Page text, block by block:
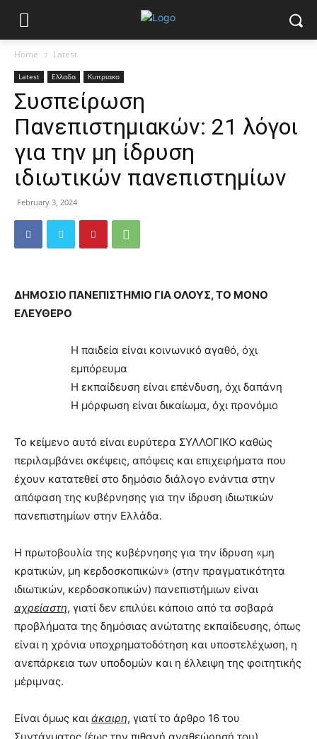
Home Latest
Latest Ελλαδα Κυπριακο
Συσπείρωση
Πανεπιστημιακών: 21 λόγοι
για την μη ίδρυση
ιδιωτικών πανεπιστημίων
February 3, 2024
ΔΗΜΟΣΙΟ ΠΑΝΕΠΙΣΤΗΜΙΟ ΓΙΑ ΟΛΟΥΣ, ΤΟ ΜΟΝΟ
ΕΛΕΥΘΕΡΟ
Η παιδεία είναι κοινωνικό αγαθό, όχι
εμπόρευμα
Η εκπαίδευση είναι επένδυση, όχι δαπάνη
Η μόρφωση είναι δικαίωμα, όχι προνόμιο
Το κείμενο αυτό είναι ευρύτερα ΣΥΛΛΟΓΙΚΟ καθώς
περιλαμβάνει σκέψεις, απόψεις και επιχειρήματα που
έχουν κατατεθεί στο δημόσιο διάλογο ενάντια στην
απόφαση της κυβέρνησης για την ίδρυση ιδιωτικών
πανεπιστημίων στην Ελλάδα.
Η πρωτοβουλία της κυβέρνησης για την ίδρυση «μη
κρατικών, μη κερδοσκοπικών» (στην πραγματικότητα
ιδιωτικών, κερδοσκοπικών) πανεπιστήμιων είναι
αχρείαστη, γιατί δεν επιλύει κάποιο από τα σοβαρά
προβλήματα της δημόσιας ανώτατης εκπαίδευσης, όπως
είναι η χρόνια υποχρηματοδότηση και υποστελέχωση, η
ανεπάρκεια των υποδομών και η έλλειψη της φοιτητικής
μέριμνας.
Είναι όμως και άκαιρη, γιατί το άρθρο 16 του